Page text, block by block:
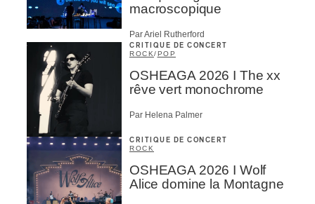
macroscopique
Par Ariel Rutherford
CRITIQUE DE CONCERT
ROCK/POP
OSHEAGA 2026 I The xx
rêve vert monochrome
Par Helena Palmer
CRITIQUE DE CONCERT
ROCK
OSHEAGA 2026 I Wolf
Alice domine la Montagne